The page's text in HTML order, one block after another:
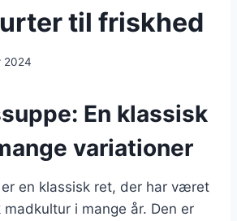
til friskhed
2024
En klassisk
variationer
er en klassisk ret, der har været
i mange år. Den er